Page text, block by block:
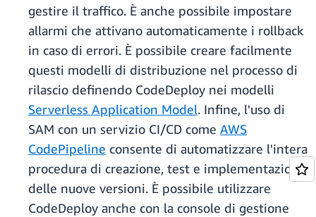
gestire il traffico. È anche possibile impostare
allarmi che attivano automaticamente i rollback
in caso di errori. È possibile creare facilmente
questi modelli di distribuzione nel processo di
rilascio definendo CodeDeploy nei modelli
Serverless Application Model. Infine, l'uso di
SAM con un servizio CI/CD come AWS
CodePipeline consente di automatizzare l'intera
procedura di creazione, test e implementazione
delle nuove versioni. È possibile utilizzare
CodeDeploy anche con la console di gestione